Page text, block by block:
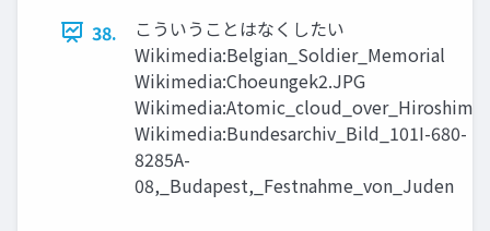
38.
こういうことはなくしたい
Wikimedia:Belgian_Soldier_Memorial
Wikimedia:Choeungek2.JPG
Wikimedia:Atomic_cloud_over_Hiroshima
Wikimedia:Bundesarchiv_Bild_101I-680-
8285A-
08,_Budapest,_Festnahme_von_Juden